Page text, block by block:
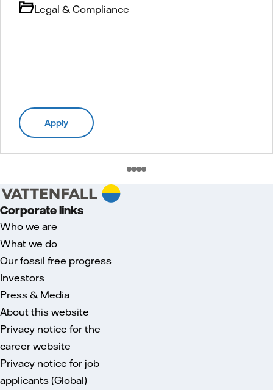
Legal & Compliance
Apply
Corporate links
Who we are
What we do
Our fossil free progress
Investors
Press & Media
About this website
Privacy notice for the
career website
Privacy notice for job
applicants (Global)